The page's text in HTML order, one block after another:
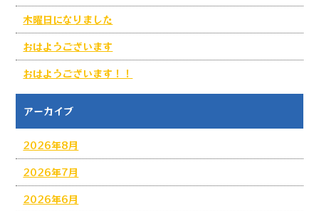
木曜日になりました
おはようございます
おはようございます！！
アーカイブ
2026年8月
2026年7月
2026年6月